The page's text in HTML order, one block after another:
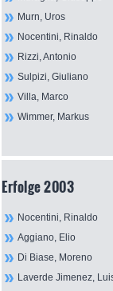
Murn, Uros
Nocentini, Rinaldo
Rizzi, Antonio
Sulpizi, Giuliano
Villa, Marco
Wimmer, Markus
Erfolge 2003
Nocentini, Rinaldo
Aggiano, Elio
Di Biase, Moreno
Laverde Jimenez,